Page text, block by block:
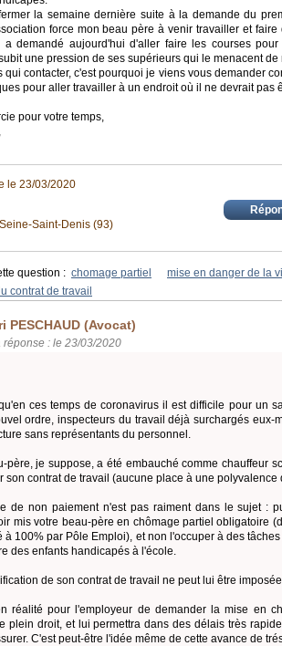
la semaine dernière suite à la demande du
force mon beau père à venir travailler et faire
a demandé aujourd'hui d'aller faire les courses
une pression de ses supérieurs qui le menacent de
qui contacter, c'est pourquoi je viens vous demander
pour aller travailler à un endroit où il ne devrait pas
pour votre temps,
le 23/03/2020
Saint-Denis (93)
question : chomage partiel
mise en danger de la
contrat de travail
PESCHAUD (Avocat)
réponse : le 23/03/2020
qu'en ces temps de coronavirus il est difficile pour un
ordre, inspecteurs du travail déjà surchargés
sans représentants du personnel.
père, je suppose, a été embauché comme chauffeur
son contrat de travail (aucune place à une
de non paiement n'est pas raiment dans le sujet :
mis votre beau-père en chômage partiel obligatoire
à 100% par Pôle Emploi), et non l'occuper à des
des enfants handicapés à l'école.
de son contrat de travail ne peut lui être
réalité pour l'employeur de demander la mise en
plein droit, et lui permettra dans des délais très
C'est peut-être l'idée même de cette avance de